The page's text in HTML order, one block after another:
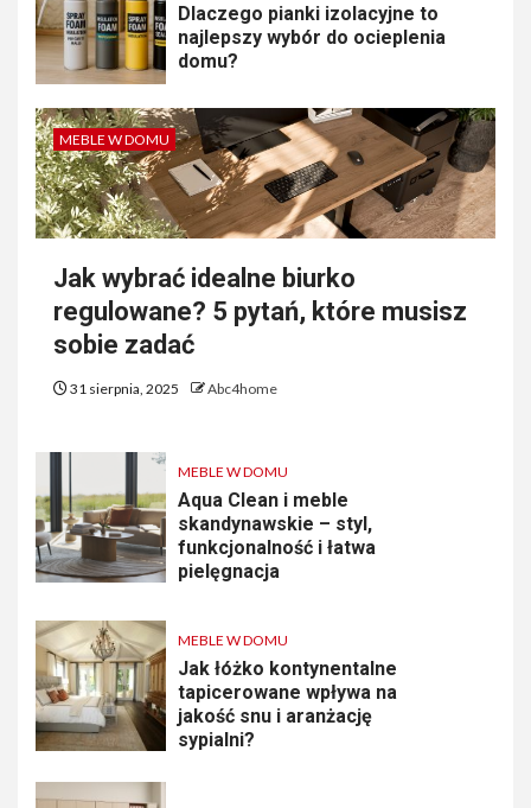
Dlaczego pianki izolacyjne to
najlepszy wybór do ocieplenia
domu?
MEBLE W DOMU
Jak wybrać idealne biurko
regulowane? 5 pytań, które musisz
sobie zadać
31 sierpnia, 2025 Abc4home
MEBLE W DOMU
Aqua Clean i meble
skandynawskie – styl,
funkcjonalność i łatwa
pielęgnacja
MEBLE W DOMU
Jak łóżko kontynentalne
tapicerowane wpływa na
jakość snu i aranżację
sypialni?